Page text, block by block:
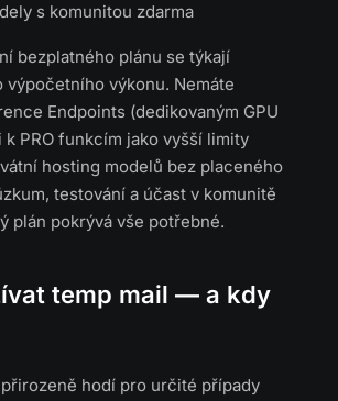
s komunitou zdarma
bezplatného plánu se týkají
výpočetního výkonu. Nemáte
Endpoints (dedikovaným GPU
k PRO funkcím jako vyšší limity
hosting modelů bez placeného
testování a účast v komunitě
plán pokrývá vše potřebné.
temp mail — a kdy
hodí pro určité případy